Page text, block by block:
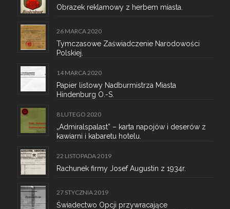
Obrazek reklamowy z herbem miasta.
26 MARCA 2020
Tymczasowe Zaświadczenie Narodowości
Polskiej.
14 MARCA 2020
Papier listowy Nadburmistrza Miasta
Hindenburg O.-S.
8 LUTEGO 2020
„Admiralspalast” – karta napojów i deserów z
kawiarni i kabaretu hotelu.
22 LISTOPADA 2019
Rachunek firmy Josef Augustin z 1934r.
27 STYCZNIA 2019
Świadectwo Opcji przywracające